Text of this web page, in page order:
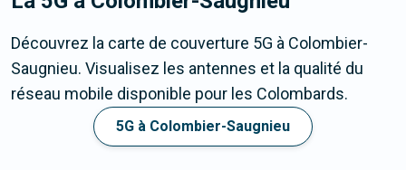
Découvrez la carte de couverture 5G à Colombier-
Saugnieu. Visualisez les antennes et la qualité du
réseau mobile disponible pour les Colombards.
5G à Colombier-Saugnieu